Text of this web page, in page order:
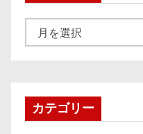
ー
ブカテゴリー